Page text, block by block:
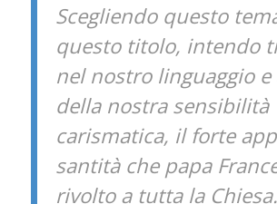
Scegliendo questo
questo titolo, intendo
nel nostro linguaggio e
della nostra sensibilità
carismatica, il forte
santità che papa
rivolto a tutta la Chiesa.